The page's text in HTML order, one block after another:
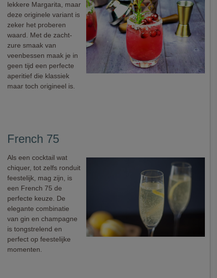
lekkere Margarita, maar
deze originele variant is
zeker het proberen
waard. Met de zacht-
zure smaak van
veenbessen maak je in
geen tijd een perfecte
aperitief die klassiek
maar toch origineel is.
French 75
Als een cocktail wat
chiquer, tot zelfs ronduit
feestelijk, mag zijn, is
een French 75 de
perfecte keuze. De
elegante combinatie
van gin en champagne
is tongstrelend en
perfect op feestelijke
momenten.